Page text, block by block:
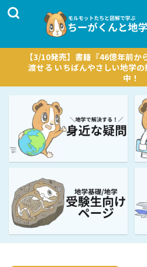
【3/10発売】書籍『46億年前
渡せる いちばんやさしい地学
中！